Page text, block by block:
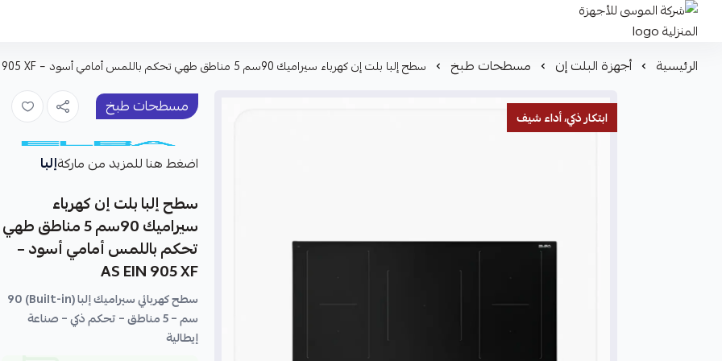
شركة الموسى للأجهزة المنزلية
الرئيسية أجهزة البلت إن مسطحات طبخ سطح إلبا بلت إن كهرباء سيراميك 90سم 5 مناطق طهي تحكم باللمس أمامي أسود – AS EIN 905 XF
ابتكار ذكي، أداء شيف مسطحات طبخ
اضغط هنا للمزيد من ماركةإلبا
سطح إلبا بلت إن كهرباء
سيراميك 90سم 5 مناطق طهي
تحكم باللمس أمامي أسود –
AS EIN 905 XF
سطح كهربائي سيراميك إلبا (Built-in) 90
سم – 5 مناطق – تحكم ذكي – صناعة
إيطالية